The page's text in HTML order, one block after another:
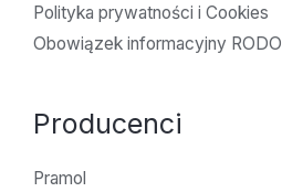
Polityka prywatności i Cookies
Obowiązek informacyjny RODO
Producenci
Pramol